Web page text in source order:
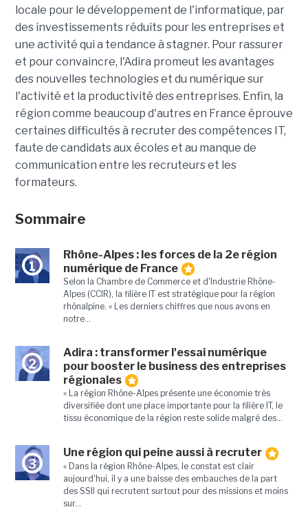
locale pour le développement de l'informatique, par
des investissements réduits pour les entreprises et
une activité qui a tendance à stagner. Pour rassurer
et pour convaincre, l'Adira promeut les avantages
des nouvelles technologies et du numérique sur
l'activité et la productivité des entreprises. Enfin, la
région comme beaucoup d'autres en France éprouve
certaines difficultés à recruter des compétences IT,
faute de candidats aux écoles et au manque de
communication entre les recruteurs et les
formateurs.
Sommaire
1
Rhône-Alpes : les forces de la 2e région
numérique de France
Selon la Chambre de Commerce et d'Industrie Rhône-
Alpes (CCIR), la filière IT est stratégique pour la région
rhônalpine. « Les derniers chiffres que nous avons en
notre...
2
Adira : transformer l'essai numérique
pour booster le business des entreprises
régionales
« La région Rhône-Alpes présente une économie très
diversifiée dont une place importante pour la filière IT, le
tissu économique de la région reste solide malgré des...
3
Une région qui peine aussi à recruter
« Dans la région Rhône-Alpes, le constat est clair
aujourd'hui, il y a une baisse des embauches de la part
des SSII qui recrutent surtout pour des missions et moins
sur...